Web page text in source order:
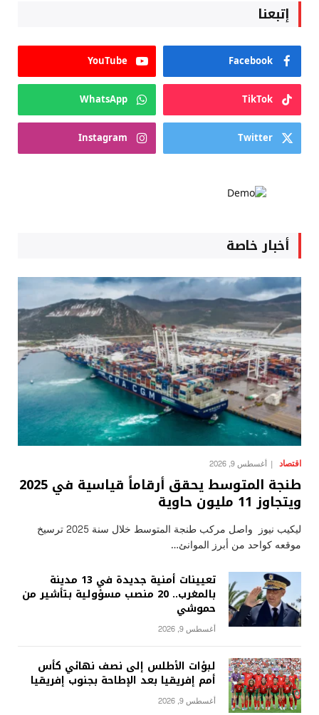
إتبعنا
Facebook
YouTube
TikTok
WhatsApp
Twitter
Instagram
أخبار خاصة
اقتصاد أغسطس 9, 2026
طنجة المتوسط يحقق أرقاماً قياسية في 2025
ويتجاوز 11 مليون حاوية
ليكيب نيوز واصل مركب طنجة المتوسط خلال سنة 2025 ترسيخ
موقعه كواحد من أبرز الموانئ…
تعيينات أمنية جديدة في 13 مدينة
بالمغرب.. 20 منصب مسؤولية بتأشير من
حموشي
أغسطس 9, 2026
لبؤات الأطلس إلى نصف نهائي كأس
أمم إفريقيا بعد الإطاحة بجنوب إفريقيا
أغسطس 9, 2026